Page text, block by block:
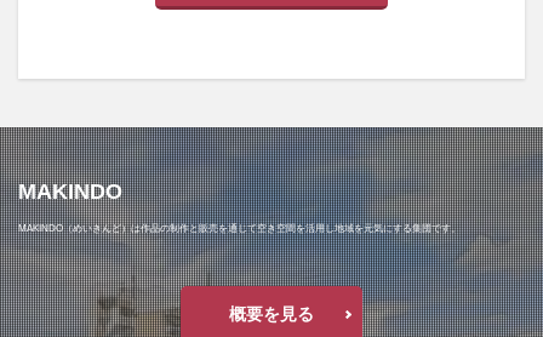
MAKINDO
MAKINDO（めいきんど）は作品の制作と販売を通じて空き空間を活用し地域を元気にする集団です。
概要を見る